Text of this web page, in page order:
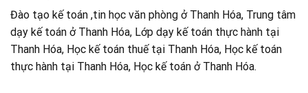
Đào tạo kế toán ,tin học văn phòng ở Thanh Hóa, Trung tâm
dạy kế toán ở Thanh Hóa, Lớp dạy kế toán thực hành tại
Thanh Hóa, Học kế toán thuế tại Thanh Hóa, Học kế toán
thực hành tại Thanh Hóa, Học kế toán ở Thanh Hóa.